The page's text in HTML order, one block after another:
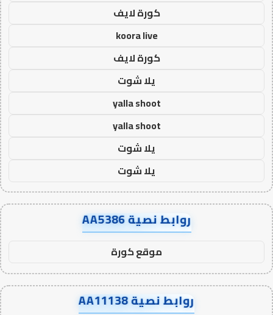
كورة لايف
koora live
كورة لايف
يلا شوت
yalla shoot
yalla shoot
يلا شوت
يلا شوت
روابط نصية AA5386
موقع كورة
روابط نصية AA11138